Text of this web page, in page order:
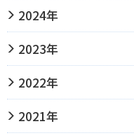
2024年
2023年
2022年
2021年